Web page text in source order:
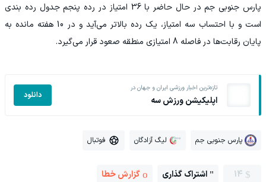
پارس جنوبی جم در حال حاضر با 36 امتیاز در رده پنجم جدول رده بندی
است و با احتساب سه امتیاز، یک رده بالاتر می‌آید و در 10 هفته مانده به
پایان رقابت‌ها در فاصله 8 امتیازی منطقه صعود قرار می‌گیرد.
تازه‌ترین اخبار ورزشی ایران و جهان در
اپلیکیشن ورزش سه دانلود
پارس جنوبی جم لیگ آزادگان فوتبال
14 اشتراک گذاری گزارش خطا